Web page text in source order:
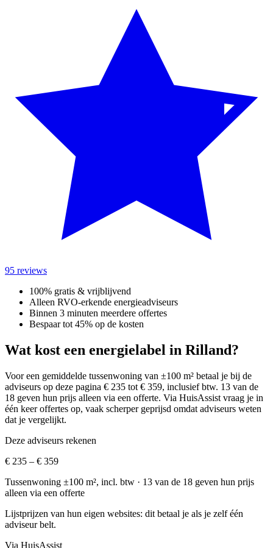
95 reviews
100% gratis & vrijblijvend
Alleen RVO-erkende energieadviseurs
Binnen 3 minuten meerdere offertes
Bespaar tot 45% op de kosten
Wat kost een energielabel in Rilland?
Voor een gemiddelde tussenwoning van ±100 m² betaal je bij de
adviseurs op deze pagina € 235 tot € 359, inclusief btw. 13 van de
18 geven hun prijs alleen via een offerte. Via HuisAssist vraag je in
één keer offertes op, vaak scherper geprijsd omdat adviseurs weten
dat je vergelijkt.
Deze adviseurs rekenen
€ 235 – € 359
Tussenwoning ±100 m², incl. btw · 13 van de 18 geven hun prijs
alleen via een offerte
Lijstprijzen van hun eigen websites: dit betaal je als je zelf één
adviseur belt.
Via HuisAssist